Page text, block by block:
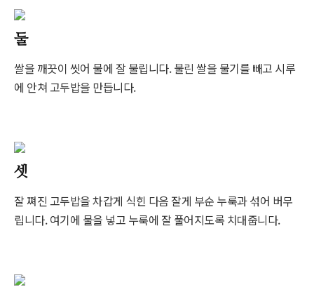
둘
쌀을 깨끗이 씻어 물에 잘 불립니다. 불린 쌀을 물기를 빼고 시루
에 안쳐 고두밥을 만듭니다.
셋
잘 쪄진 고두밥을 차갑게 식힌 다음 잘게 부순 누룩과 섞어 버무
립니다. 여기에 물을 넣고 누룩에 잘 풀어지도록 치대줍니다.